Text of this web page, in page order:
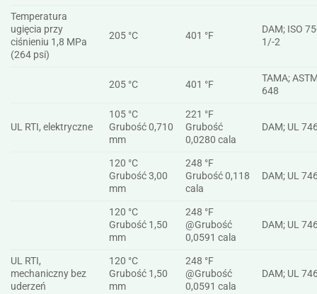
Temperatura
ugięcia przy
ciśnieniu 1,8 MPa
(264 psi)
205 °C 401 °F
DAM; ISO
1/-2
205 °C 401 °F
TAMA;
648
UL RTI, elektryczne
105 °C
Grubość 0,710
mm
221 °F
Grubość
0,0280 cala
DAM; UL
120 °C
Grubość 3,00
mm
248 °F
Grubość 0,118
cala
DAM; UL
120 °C
Grubość 1,50
mm
248 °F
@Grubość
0,0591 cala
DAM; UL
UL RTI,
mechaniczny bez
uderzeń
120 °C
Grubość 1,50
mm
248 °F
@Grubość
0,0591 cala
DAM; UL